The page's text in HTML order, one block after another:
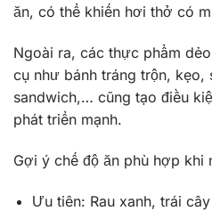
ăn, có thể khiến hơi thở có
Ngoài ra, các thực phẩm
cụ như bánh tráng trộn, kẹo,
sandwich,… cũng tạo điều
phát triển mạnh.
Gợi ý chế độ ăn phù hợp khi
Ưu tiên: Rau xanh, trái